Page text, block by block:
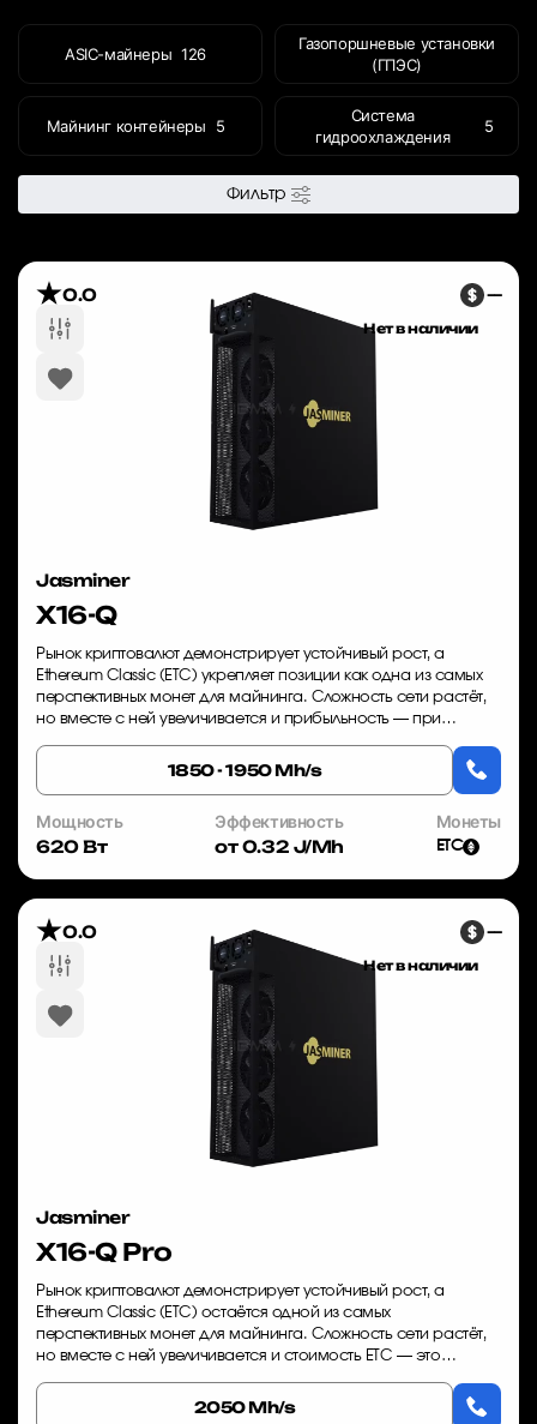
ASIC-майнеры 126
Газопоршневые установки
(ГПЭС)
Майнинг контейнеры 5
Система
гидроохлаждения
5
Фильтр
Jasminer
X16-Q
—
Рынок криптовалют демонстрирует устойчивый рост, а
Ethereum Classic (ETC) укрепляет позиции как одна из самых
перспективных монет для майнинга. Сложность сети растёт,
но вместе с ней увеличивается и прибыльность — при
1850 - 1950 Mh/s
Нет в наличии
0.0
Мощность
620 Вт
Эффективность
от 0.32 J/Mh
Монеты
ETC
Jasminer
X16-Q Pro
—
Рынок криптовалют демонстрирует устойчивый рост, а
Ethereum Classic (ETC) остаётся одной из самых
перспективных монет для майнинга. Сложность сети растёт,
но вместе с ней увеличивается и стоимость ETC — это
2050 Mh/s
Нет в наличии
0.0